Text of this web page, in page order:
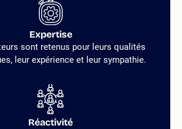
Expertise
sont retenus pour leurs qualités
leur expérience et leur sympathie.
Réactivité